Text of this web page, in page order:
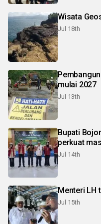
Wisata
Jul 18th
mulai 2027
Jul 13th
Bupati
perkuat
Jul 14th
Menteri LH
Jul 15th